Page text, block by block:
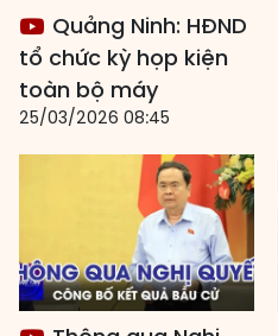
Quảng Ninh: HĐND
tổ chức kỳ họp kiện
toàn bộ máy
25/03/2026 08:45